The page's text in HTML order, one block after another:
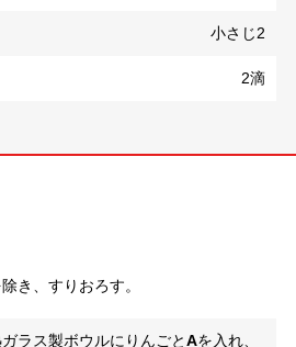
小さじ2
2滴
き、すりおろす。
ラス製ボウルにりんごとAを入れ、